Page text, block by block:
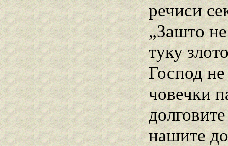
речиси
„Зашто
туку
Господ
човечки
нашите